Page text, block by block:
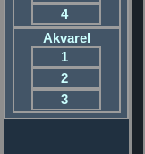
4
Akvarel
1
2
3